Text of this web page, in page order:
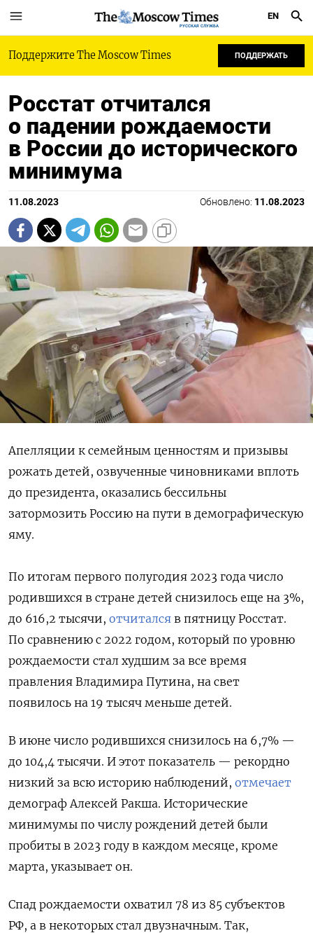
РУССКАЯ СЛУЖБА
EN
Поддержите The Moscow Times ПОДДЕРЖАТЬ
Росстат отчитался
о падении рождаемости
в России до исторического
минимума
11.08.2023 Обновлено: 11.08.2023
Апелляции к семейным ценностям и призывы
рожать детей, озвученные чиновниками вплоть
до президента, оказались бессильны
затормозить Россию на пути в демографическую
яму.
По итогам первого полугодия 2023 года число
родившихся в стране детей снизилось еще на 3%,
до 616,2 тысячи, отчитался в пятницу Росстат.
По сравнению с 2022 годом, который по уровню
рождаемости стал худшим за все время
правления Владимира Путина, на свет
появилось на 19 тысяч меньше детей.
В июне число родившихся снизилось на 6,7% —
до 104,4 тысячи. И этот показатель — рекордно
низкий за всю историю наблюдений, отмечает
демограф Алексей Ракша. Исторические
минимумы по числу рождений детей были
пробиты в 2023 году в каждом месяце, кроме
марта, указывает он.
Спад рождаемости охватил 78 из 85 субъектов
РФ, а в некоторых стал двузначным. Так,